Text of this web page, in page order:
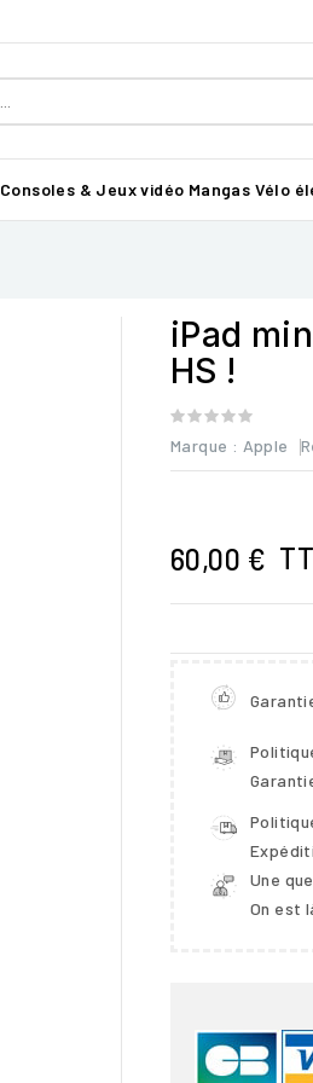
Consoles & Jeux vidéo Mangas Vélo
iPad
HS !
Marque : Apple
60,00 €
Une
On est